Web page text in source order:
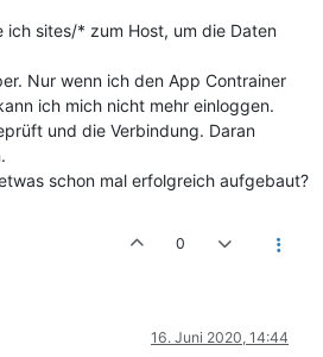
ich sites/* zum Host, um die Daten
Nur wenn ich den App Contrainer
ich mich nicht mehr einloggen.
und die Verbindung. Daran
schon mal erfolgreich aufgebaut?
0
16. Juni 2020, 14:44